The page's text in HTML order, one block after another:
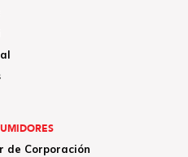
de Corporación